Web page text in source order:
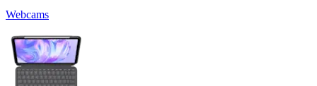
Webcams